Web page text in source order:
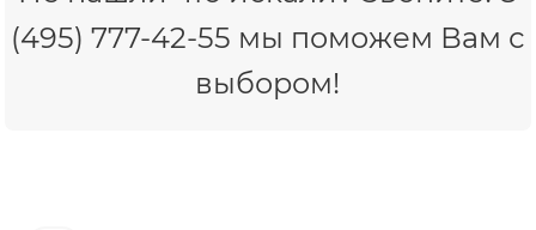
(495) 777-42-55 мы поможем Вам с
выбором!